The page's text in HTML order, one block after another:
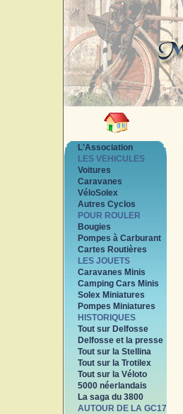
L'Association
LES VEHICULES
Voitures
Caravanes
VéloSolex
Autres Cyclos
POUR ROULER
Bougies
Pompes à Carburant
Cartes Routières
LES JOUETS
Caravanes Minis
Camping Cars Minis
Solex Miniatures
Pompes Miniatures
HISTORIQUES
Tout sur Delfosse
Delfosse et la presse
Tout sur la Stellina
Tout sur la Trotilex
Tout sur la Véloto
5000 néerlandais
La saga du 3800
AUTOUR DE LA GC17